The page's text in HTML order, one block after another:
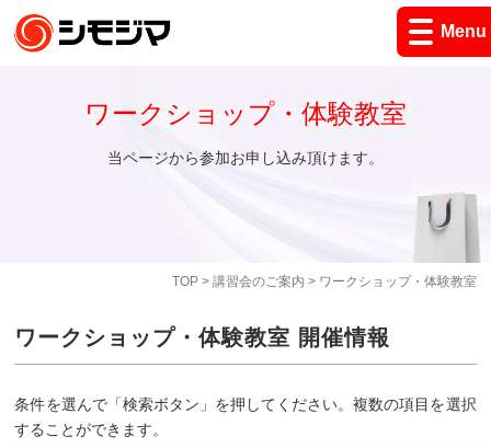
Menu
TOP> 講習会のご案内 > ワークショップ・体験教室
ワークショップ・体験教室
当ページから参加お申し込み頂けます。
ワークショップ・体験教室 開催情報
条件を選んで「検索ボタン」を押してください。複数の項目を選択
することができます。